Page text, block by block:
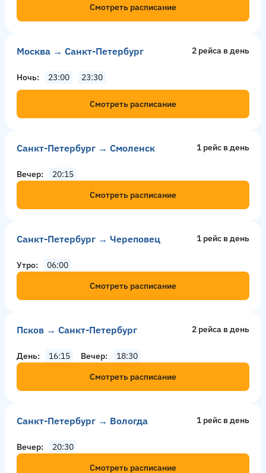
Смотреть расписание
Москва → Санкт-Петербург 2 рейсa в день
Ночь 23:00 23:30
Смотреть расписание
Санкт-Петербург → Смоленск 1 рейс в день
Вечер
20:15
Смотреть расписание
Санкт-Петербург → Череповец 1 рейс в день
Утро
06:00
Смотреть расписание
Псков → Санкт-Петербург 2 рейсa в день
День 16:15 Вечер
18:30
Смотреть расписание
Санкт-Петербург → Вологда 1 рейс в день
Вечер
20:30
Смотреть расписание